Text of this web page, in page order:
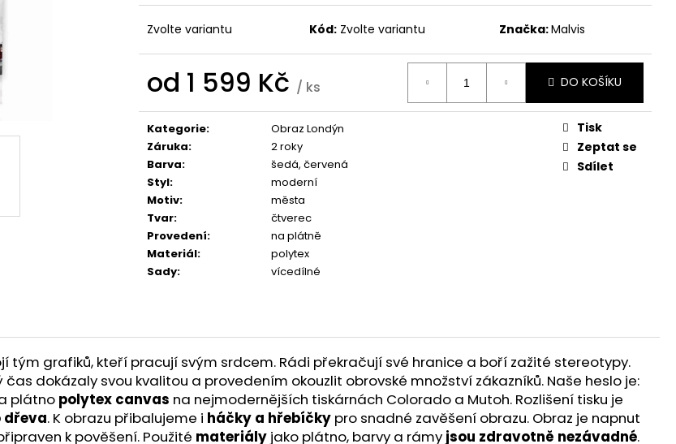
Zvolte variantu Kód: Zvolte variantu Značka:Malvis
od 1 599 Kč / ks
cena:
DO KOŠÍKU
Kategorie:
Obraz Londýn
Záruka:
2 roky
Barva:
šedá, červená
Styl:
moderní
Motiv:
města
Tvar:
čtverec
Provedení:
na plátně
Materiál:
polytex
Sady: vícedílné
Tisk
Zeptat se
Sdílet
tým grafiků, kteří pracují svým srdcem. Rádi překračují své hranice a boří zažité stereotypy.
čas dokázaly svou kvalitou a provedením okouzlit obrovské množství zákazníků. Naše heslo je:
plátno polytex canvas na nejmodernějších tiskárnách Colorado a Mutoh. Rozlišení tisku je
dřeva. K obrazu přibalujeme i háčky a hřebíčky pro snadné zavěšení obrazu. Obraz je napnut
k pověšení. Použité materiály jako plátno, barvy a rámy jsou zdravotně nezávadné.
1 599 Kč